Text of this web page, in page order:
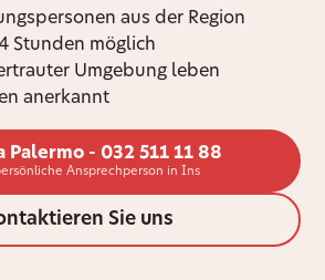
aus der Region
Stunden möglich
Umgebung leben
anerkannt
Palermo - 032 511 11 88
Ansprechperson in Ins
Sie uns